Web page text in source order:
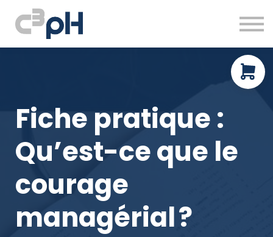
Ressources gratuites
Prendre rendez-vous
Fiche pratique :
Qu’est-ce que le
courage
managérial ?